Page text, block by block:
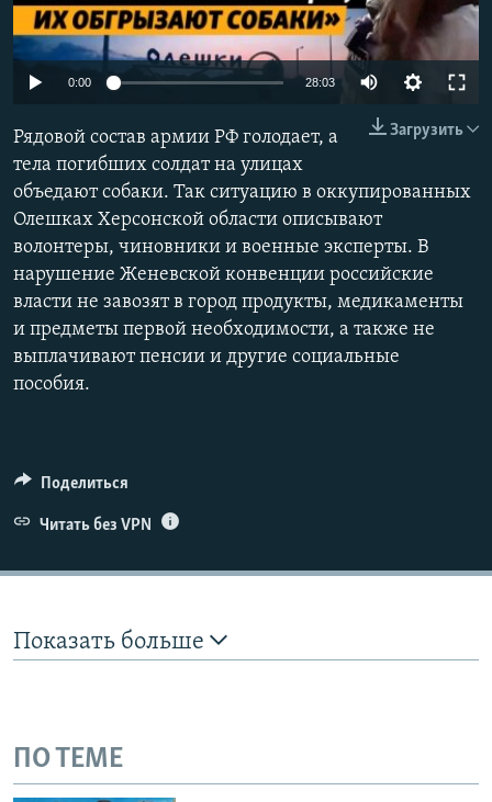
ПОБЕДИТЕЛЕЙ НЕ СУДЯТ?
КРЫМ.НЕПОКОРЕННЫЙ
УКРАИНСКАЯ ПРОБЛЕМА КРЫМА
ПРИСОЕДИНЯЙТЕСЬ!
Все сайты RFE/RL
480p
0:00 28:03
240p
480p
1080p
Загрузить
Рядовой состав армии РФ голодает, а
тела погибших солдат на улицах
объедают собаки. Так ситуацию в оккупированных
Олешках Херсонской области описывают
волонтеры, чиновники и военные эксперты. В
нарушение Женевской конвенции российские
власти не завозят в город продукты, медикаменты
и предметы первой необходимости, а также не
выплачивают пенсии и другие социальные
пособия.
Поделиться
Читать без VPN
Показать больше
ПО ТЕМЕ